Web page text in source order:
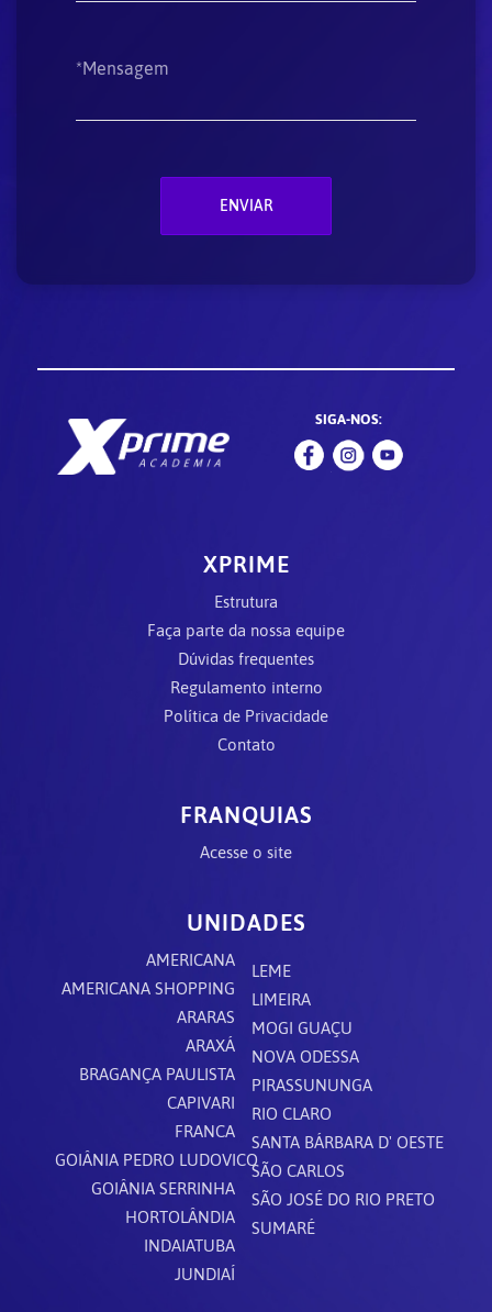
*Mensagem
ENVIAR
SIGA-NOS:
XPRIME
Estrutura
Faça parte da nossa equipe
Dúvidas frequentes
Regulamento interno
Política de Privacidade
Contato
FRANQUIAS
Acesse o site
UNIDADES
AMERICANA
AMERICANA SHOPPING
ARARAS
ARAXÁ
BRAGANÇA PAULISTA
CAPIVARI
FRANCA
GOIÂNIA PEDRO LUDOVICO
GOIÂNIA SERRINHA
HORTOLÂNDIA
INDAIATUBA
JUNDIAÍ
LEME
LIMEIRA
MOGI GUAÇU
NOVA ODESSA
PIRASSUNUNGA
RIO CLARO
SANTA BÁRBARA D' OESTE
SÃO CARLOS
SÃO JOSÉ DO RIO PRETO
SUMARÉ